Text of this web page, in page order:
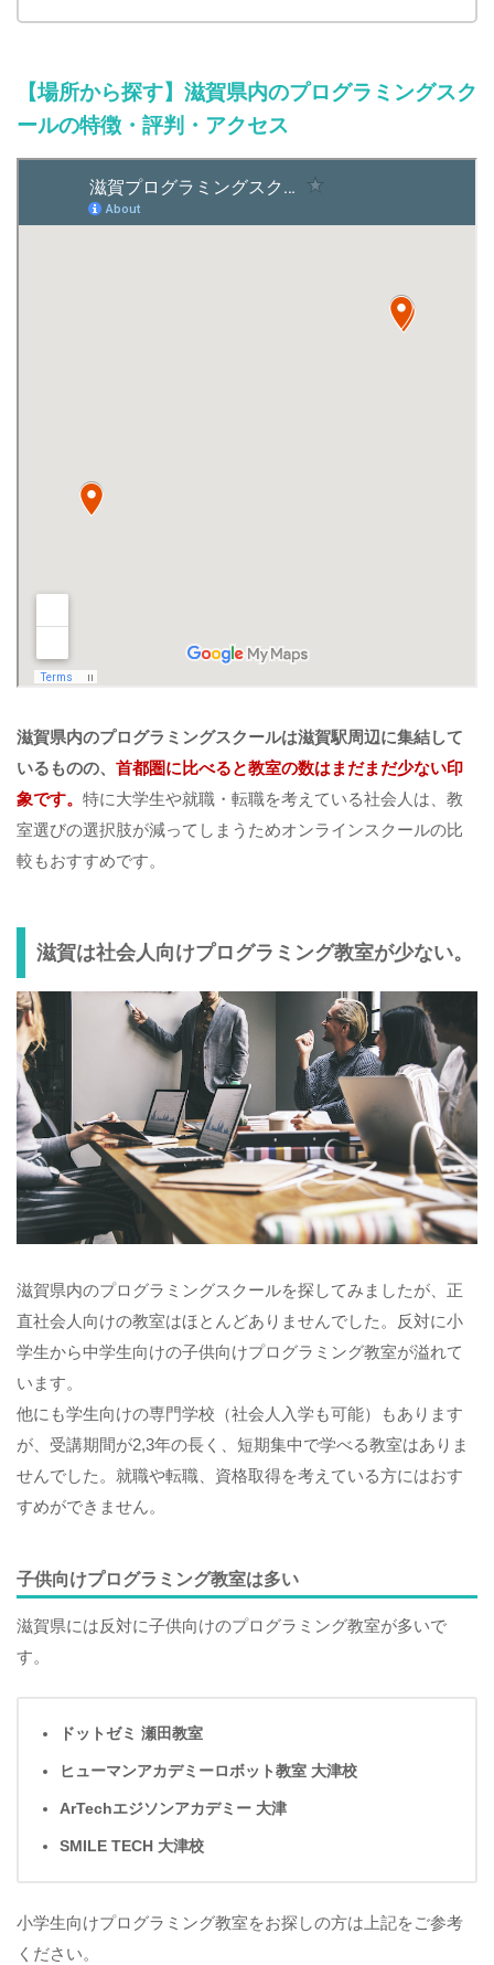
【場所から探す】滋賀県内のプログラミングスク
ールの特徴・評判・アクセス
滋賀県内のプログラミングスクールは滋賀駅周辺に集結して
いるものの、 首都圏に比べると教室の数はまだまだ少ない印
象です。 特に大学生や就職・転職を考えている社会人は、教
室選びの選択肢が減ってしまうためオンラインスクールの比
較もおすすめです。
滋賀は社会人向けプログラミング教室が少ない。
滋賀県内のプログラミングスクールを探してみましたが、正
直社会人向けの教室はほとんどありませんでした。反対に小
学生から中学生向けの子供向けプログラミング教室が溢れて
います。
他にも学生向けの専門学校（社会人入学も可能）もあります
が、受講期間が2,3年の長く、短期集中で学べる教室はありま
せんでした。就職や転職、資格取得を考えている方にはおす
すめができません。
子供向けプログラミング教室は多い
滋賀県には反対に子供向けのプログラミング教室が多いで
す。
ドットゼミ 瀬田教室
ヒューマンアカデミーロボット教室 大津校
ArTechエジソンアカデミー 大津
SMILE TECH 大津校
小学生向けプログラミング教室をお探しの方は上記をご参考
ください。